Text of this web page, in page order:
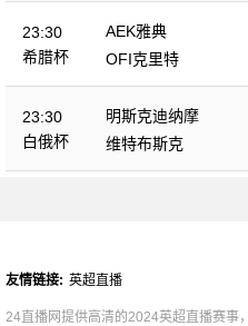
23:30
希腊杯
AEK雅典
OFI克里特
23:30
白俄杯
明斯克迪纳摩
维特布斯克
友情链接: 英超直播
24直播网提供高清的2024英超直播赛事